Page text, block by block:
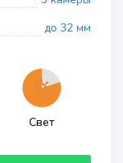
до 32 мм
Свет